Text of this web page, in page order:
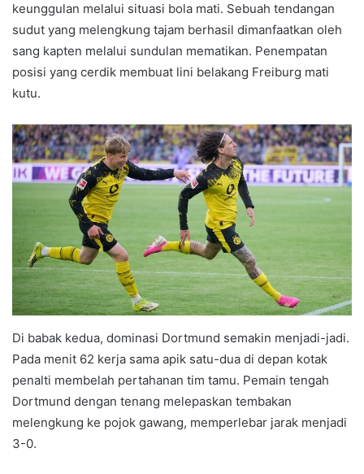
keunggulan melalui situasi bola mati. Sebuah tendangan
sudut yang melengkung tajam berhasil dimanfaatkan oleh
sang kapten melalui sundulan mematikan. Penempatan
posisi yang cerdik membuat lini belakang Freiburg mati
kutu.
Di babak kedua, dominasi Dortmund semakin menjadi-jadi.
Pada menit 62 kerja sama apik satu-dua di depan kotak
penalti membelah pertahanan tim tamu. Pemain tengah
Dortmund dengan tenang melepaskan tembakan
melengkung ke pojok gawang, memperlebar jarak menjadi
3-0.